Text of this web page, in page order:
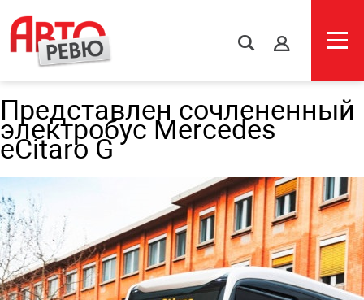
s
Представлен сочлененный
электробус Mercedes
eCitaro G